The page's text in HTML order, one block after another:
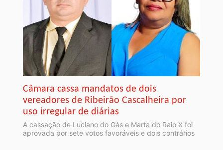
Câmara cassa mandatos de dois
vereadores de Ribeirão Cascalheira por
uso irregular de diárias
A cassação de Luciano do Gás e Marta do Raio X foi
aprovada por sete votos favoráveis e dois contrários